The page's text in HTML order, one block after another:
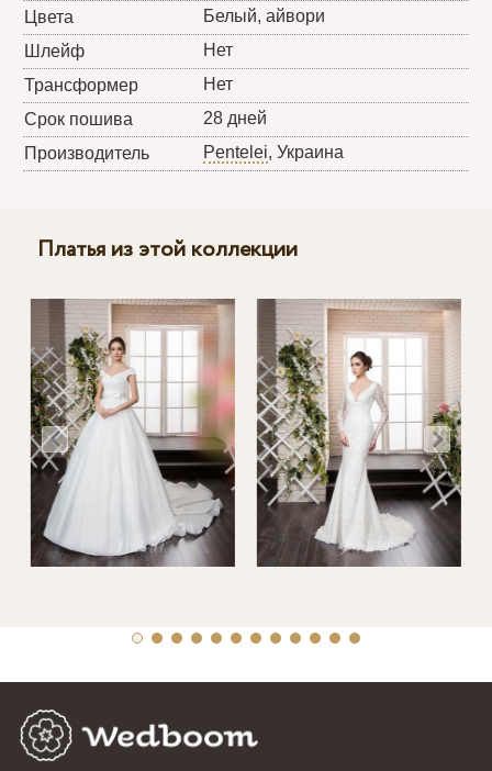
Цвета
Белый, айвори
Шлейф
Нет
Трансформер
Нет
Срок пошива
28 дней
Производитель
Pentelei, Украина
Платья из этой коллекции